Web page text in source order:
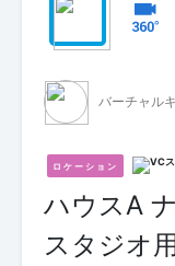
ロケーション
ハウスA
スタジオ